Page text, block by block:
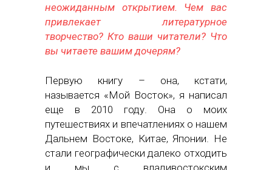
неожиданным открытием. Чем вас
привлекает литературное
творчество? Кто ваши читатели? Что
вы читаете вашим дочерям?
Первую книгу – она, кстати,
называется «Мой Восток», я написал
еще в 2010 году. Она о моих
путешествиях и впечатлениях о нашем
Дальнем Востоке, Китае, Японии. Не
стали географически далеко отходить
и мы с владивостокским